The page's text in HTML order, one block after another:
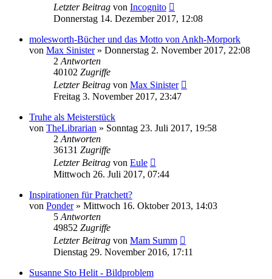
Letzter Beitrag von Incognito
Donnerstag 14. Dezember 2017, 12:08
molesworth-Bücher und das Motto von Ankh-Morpork
von Max Sinister» Donnerstag 2. November 2017, 22:08
2 Antworten
40102 Zugriffe
Letzter Beitrag von Max Sinister
Freitag 3. November 2017, 23:47
Truhe als Meisterstück
von TheLibrarian » Sonntag 23. Juli 2017, 19:58
2 Antworten
36131 Zugriffe
Letzter Beitrag von Eule
Mittwoch 26. Juli 2017, 07:44
Inspirationen für Pratchett?
von Ponder» Mittwoch 16. Oktober 2013, 14:03
5 Antworten
49852 Zugriffe
Letzter Beitrag von Mam Summ
Dienstag 29. November 2016, 17:11
Susanne Sto Helit - Bildproblem